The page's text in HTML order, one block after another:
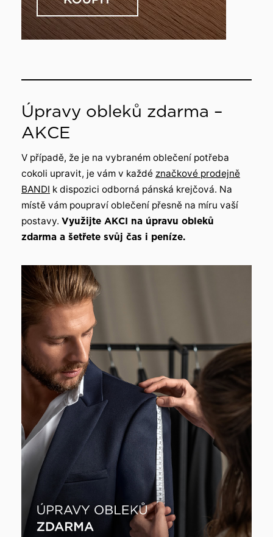
Úpravy obleků zdarma –
AKCE
V případě, že je na vybraném oblečení potřeba
cokoli upravit, je vám v každé značkové prodejně
BANDI k dispozici odborná pánská krejčová. Na
místě vám poupraví oblečení přesně na míru vaší
postavy. Využijte AKCI na úpravu obleků
zdarma a šetřete svůj čas i peníze.